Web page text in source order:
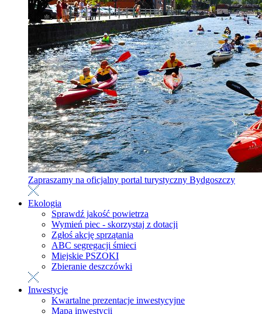
Zapraszamy na oficjalny portal turystyczny Bydgoszczy
Ekologia
Sprawdź jakość powietrza
Wymień piec - skorzystaj z dotacji
Zgłoś akcję sprzątania
ABC segregacji śmieci
Miejskie PSZOKI
Zbieranie deszczówki
Inwestycje
Kwartalne prezentacje inwestycyjne
Mapa inwestycji